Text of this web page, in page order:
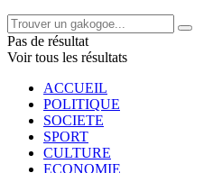
Pas de résultat
Voir tous les résultats
ACCUEIL
POLITIQUE
SOCIETE
SPORT
CULTURE
ECONOMIE